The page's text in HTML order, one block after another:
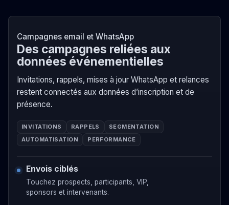
Campagnes email et WhatsApp
Des campagnes reliées aux
données événementielles
Invitations, rappels, mises à jour WhatsApp et relances
restent connectés aux données d’inscription et de
présence.
INVITATIONS RAPPELS
SEGMENTATION
AUTOMATISATION
PERFORMANCE
Envois ciblés
Touchez prospects, participants, VIP,
sponsors et intervenants.